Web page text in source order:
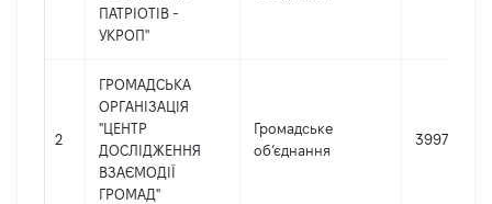
ПАТРІОТІВ -
УКРОП"
2
ГРОМАДСЬКА
ОРГАНІЗАЦІЯ
"ЦЕНТР
ДОСЛІДЖЕННЯ
ВЗАЄМОДІЇ
ГРОМАД"
Громадське
об’єднання
39978657